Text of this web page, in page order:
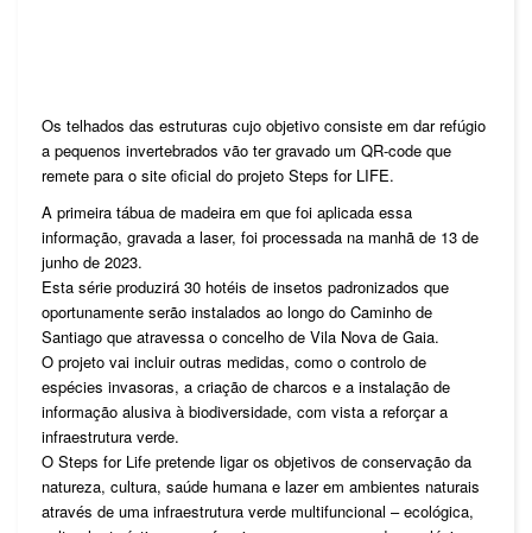
Os telhados das estruturas cujo objetivo consiste em dar refúgio
a pequenos invertebrados vão ter gravado um QR-code que
remete para o site oficial do projeto Steps for LIFE.
A primeira tábua de madeira em que foi aplicada essa
informação, gravada a laser, foi processada na manhã de 13 de
junho de 2023.
Esta série produzirá 30 hotéis de insetos padronizados que
oportunamente serão instalados ao longo do Caminho de
Santiago que atravessa o concelho de Vila Nova de Gaia.
O projeto vai incluir outras medidas, como o controlo de
espécies invasoras, a criação de charcos e a instalação de
informação alusiva à biodiversidade, com vista a reforçar a
infraestrutura verde.
O Steps for Life pretende ligar os objetivos de conservação da
natureza, cultura, saúde humana e lazer em ambientes naturais
através de uma infraestrutura verde multifuncional – ecológica,